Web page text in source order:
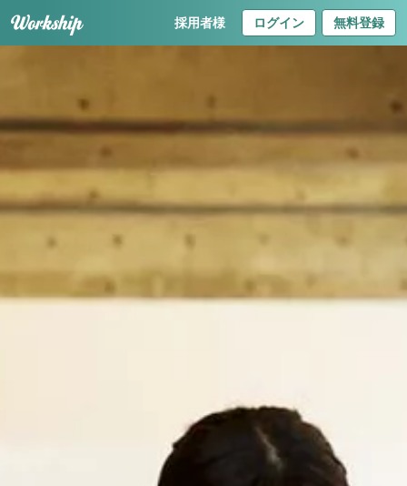
採用者様 ログイン 無料登録